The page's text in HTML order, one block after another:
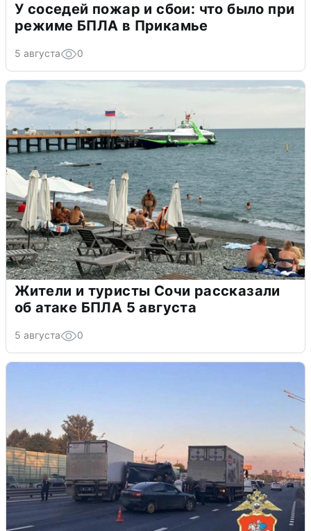
У соседей пожар и сбои: что было при
режиме БПЛА в Прикамье
5 августа 0
Жители и туристы Сочи рассказали
об атаке БПЛА 5 августа
5 августа 0